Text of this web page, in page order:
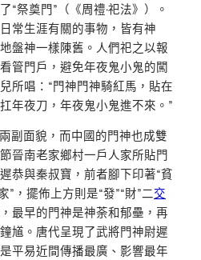
“祭奠門”（《周禮·祀法》）。
常生涯有關的事物，皆有神
盤神一樣陳舊。人們祀之以報
管門戶，避免年夜鬼小鬼的闖
所唱：“門神門神騎紅馬，貼在
年夜刀，年夜鬼小鬼進不來。”
副面貌，而中國的門神也成雙
晉南老家鄉村一戶人家所貼門
恭與秦叔寶，前者腳下印著“貧
”，擺佈上方則是“發”“財”二交
最早的門神是神荼和郁壘，再
馗。唐代呈現了武將門神尉遲
平易近間傳播最廣、影響最年